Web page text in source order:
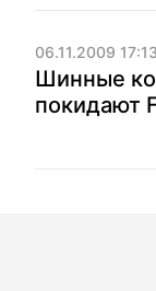
06.11.2009 17:13
Шинные
покидают